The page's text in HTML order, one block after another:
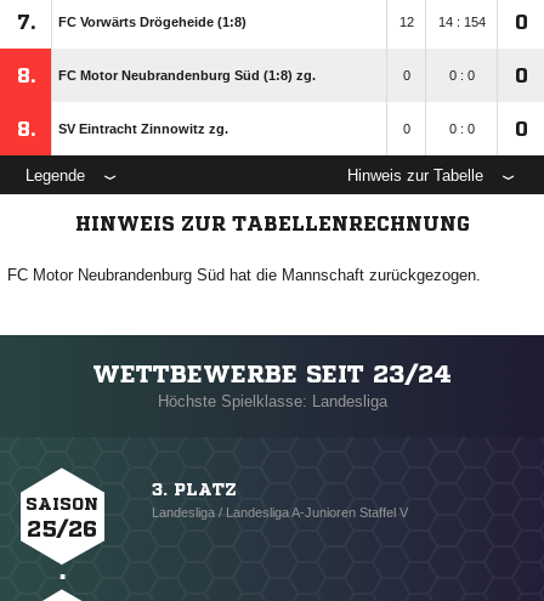
7. FC Vorwärts Drögeheide (1:8) 12 14 : 154 0
8. FC Motor Neubrandenburg Süd (1:8) zg. 0 0 : 0 0
8. SV Eintracht Zinnowitz zg. 0 0 : 0 0
Legende Hinweis zur Tabelle
HINWEIS ZUR TABELLENRECHNUNG
FC Motor Neubrandenburg Süd hat die Mannschaft zurückgezogen.
WETTBEWERBE SEIT 23/24
Höchste Spielklasse: Landesliga
SAISON
25/26
3. PLATZ
Landesliga / Landesliga A-Junioren Staffel V